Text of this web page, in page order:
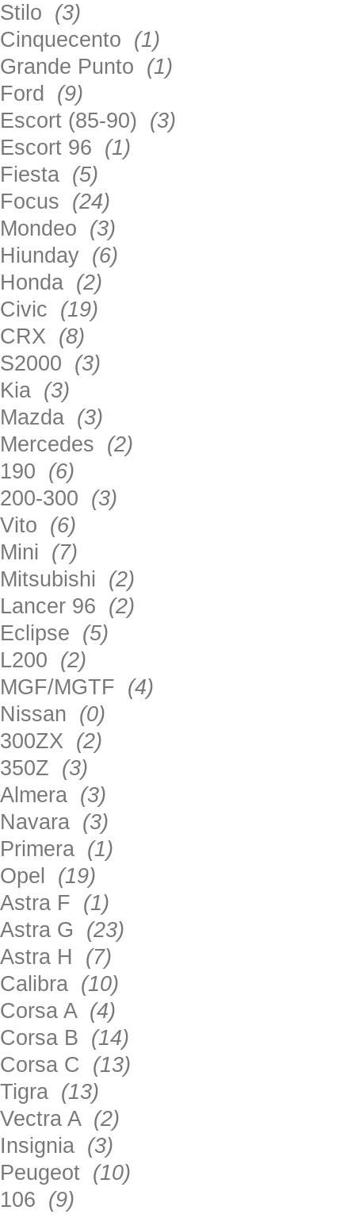
Stilo (3)
Cinquecento (1)
Grande Punto (1)
Ford (9)
Escort (85-90) (3)
Escort 96 (1)
Fiesta (5)
Focus (24)
Mondeo (3)
Hiunday (6)
Honda (2)
Civic (19)
CRX (8)
S2000 (3)
Kia (3)
Mazda (3)
Mercedes (2)
190 (6)
200-300 (3)
Vito (6)
Mini (7)
Mitsubishi (2)
Lancer 96 (2)
Eclipse (5)
L200 (2)
MGF/MGTF (4)
Nissan (0)
300ZX (2)
350Z (3)
Almera (3)
Navara (3)
Primera (1)
Opel (19)
Astra F (1)
Astra G (23)
Astra H (7)
Calibra (10)
Corsa A (4)
Corsa B (14)
Corsa C (13)
Tigra (13)
Vectra A (2)
Insignia (3)
Peugeot (10)
106 (9)